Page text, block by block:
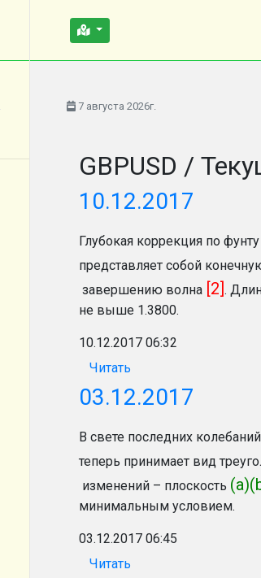
7 августа 2026г.
GBPUSD /
10.12.2017
Глубокая коррекция по
представляет собой
завершению волна [2].
не выше 1.3800.
10.12.2017 06:32
Читать
03.12.2017
В свете последних
теперь принимает вид
изменений – плоскость
минимальным условием.
03.12.2017 06:45
Читать